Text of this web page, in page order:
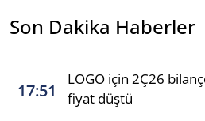
Son Dakika Haberler
17:51
LOGO için 2Ç26
fiyat düştü